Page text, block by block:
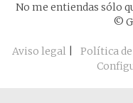
No me entiendas sólo
©
Aviso legal| Política